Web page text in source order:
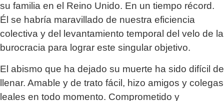
su familia en el Reino Unido. En un tiempo récord.
Él se habría maravillado de nuestra eficiencia
colectiva y del levantamiento temporal del velo de la
burocracia para lograr este singular objetivo.
El abismo que ha dejado su muerte ha sido difícil de
llenar. Amable y de trato fácil, hizo amigos y colegas
leales en todo momento. Comprometido y